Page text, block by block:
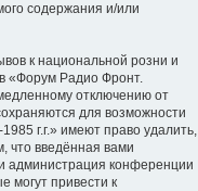
содержания и/или
к национальной розни и
«Форум Радио Фронт.
отключению от
для возможности
г.г.» имеют право удалить,
что введённая вами
администрация конференции
могут привести к